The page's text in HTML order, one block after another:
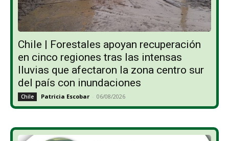
Chile | Forestales apoyan recuperación
en cinco regiones tras las intensas
lluvias que afectaron la zona centro sur
del país con inundaciones
Chile Patricia Escobar - 06/08/2026